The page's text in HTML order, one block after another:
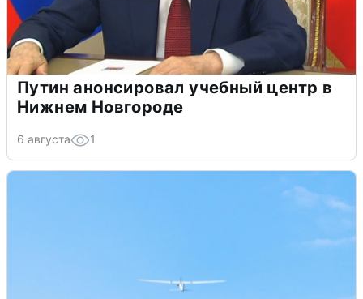
Путин анонсировал учебный центр в
Нижнем Новгороде
6 августа 1